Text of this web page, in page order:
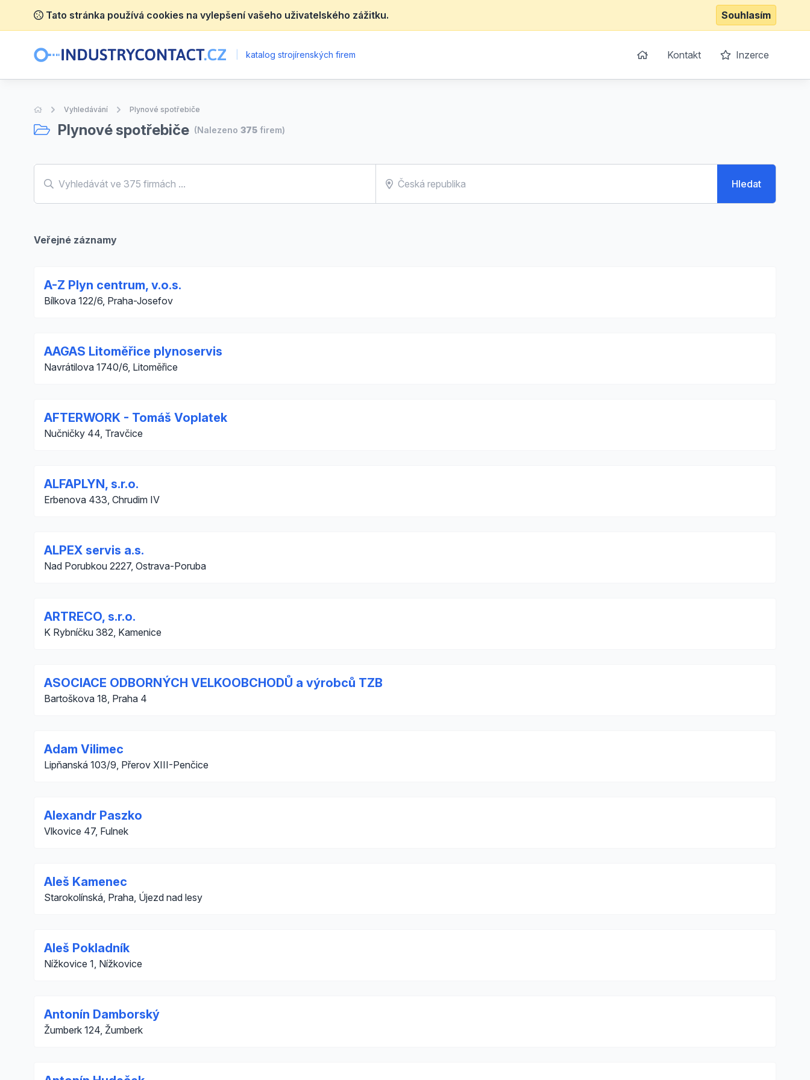
Tato stránka používá cookies na vylepšení vašeho uživatelského zážitku. Souhlasím
katalog strojírenských firem Kontakt Inzerce
Úvodní stránka
Vyhledávání Plynové spotřebiče
Plynové spotřebiče (Nalezeno 375 firem)
Hledat
Veřejné záznamy
A-Z Plyn centrum, v.o.s.
Bílkova 122/6, Praha-Josefov
AAGAS Litoměřice plynoservis
Navrátilova 1740/6, Litoměřice
AFTERWORK - Tomáš Voplatek
Nučničky 44, Travčice
ALFAPLYN, s.r.o.
Erbenova 433, Chrudim IV
ALPEX servis a.s.
Nad Porubkou 2227, Ostrava-Poruba
ARTRECO, s.r.o.
K Rybníčku 382, Kamenice
ASOCIACE ODBORNÝCH VELKOOBCHODŮ a výrobců TZB
Bartoškova 18, Praha 4
Adam Vilimec
Lipňanská 103/9, Přerov XIII-Penčice
Alexandr Paszko
Vlkovice 47, Fulnek
Aleš Kamenec
Starokolínská, Praha, Újezd nad lesy
Aleš Pokladník
Nížkovice 1, Nížkovice
Antonín Damborský
Žumberk 124, Žumberk